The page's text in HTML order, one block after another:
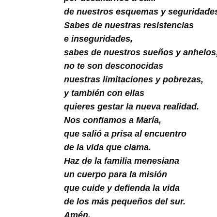
de nuestros esquemas y
Sabes de nuestras resistencias
e inseguridades,
sabes de nuestros sueños y
no te son desconocidas
nuestras limitaciones y pobrezas,
y también con ellas
quieres gestar la nueva realidad.
Nos confiamos a María,
que salió a prisa al encuentro
de la vida que clama.
Haz de la familia menesiana
un cuerpo para la misión
que cuide y defienda la vida
de los más pequeños del sur.
Amén.